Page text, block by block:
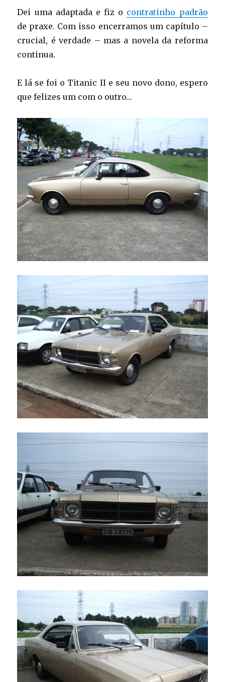
Dei uma adaptada e fiz o contratinho padrão
de praxe. Com isso encerramos um capítulo –
crucial, é verdade – mas a novela da reforma
continua.
E lá se foi o Titanic II e seu novo dono, espero
que felizes um com o outro…